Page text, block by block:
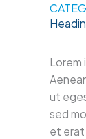
Lorem
ut
sed
et erat